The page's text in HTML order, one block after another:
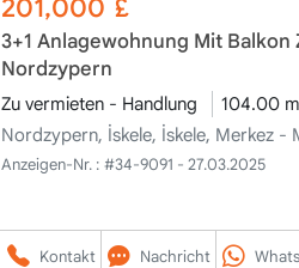
201,000 £
3+1 Anlagewohnung Mit
Nordzypern
Zu vermieten - Handlung 104.00
Nordzypern, İskele, İskele, Merkez -
Anzeigen-Nr. : #34-9091 - 27.03.2025
Kontakt Nachricht